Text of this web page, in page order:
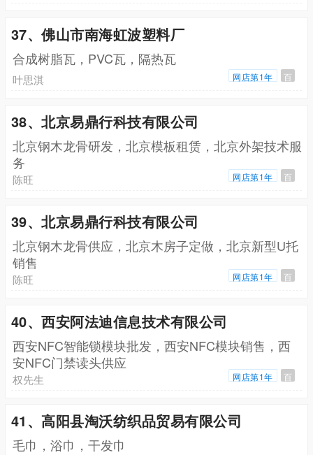
37、佛山市南海虹波塑料厂
合成树脂瓦，PVC瓦，隔热瓦
叶思淇 网店第1年 百
38、北京易鼎行科技有限公司
北京钢木龙骨研发，北京模板租赁，北京外架技术服
务
陈旺 网店第1年 百
39、北京易鼎行科技有限公司
北京钢木龙骨供应，北京木房子定做，北京新型U托
销售
陈旺 网店第1年 百
40、西安阿法迪信息技术有限公司
西安NFC智能锁模块批发，西安NFC模块销售，西
安NFC门禁读头供应
权先生 网店第1年 百
41、高阳县淘沃纺织品贸易有限公司
毛巾，浴巾，干发巾